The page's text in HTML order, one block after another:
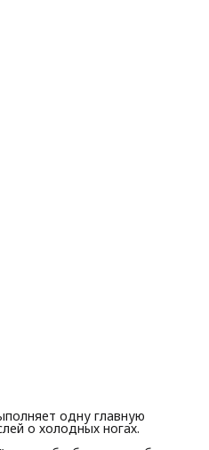
одну главную
о холодных ногах.